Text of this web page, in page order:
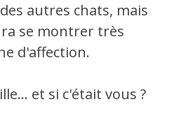
autres chats, mais
se montrer très
d'affection.
et si c'était vous ?